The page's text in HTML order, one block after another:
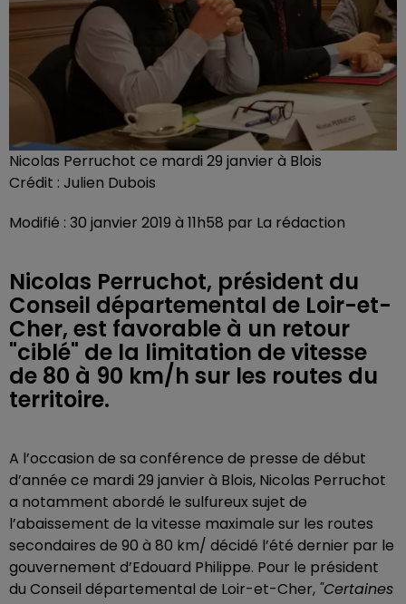
Nicolas Perruchot ce mardi 29 janvier à Blois
Crédit : Julien Dubois
Modifié : 30 janvier 2019 à 11h58 par La rédaction
Nicolas Perruchot, président du
Conseil départemental de Loir-et-
Cher, est favorable à un retour
"ciblé" de la limitation de vitesse
de 80 à 90 km/h sur les routes du
territoire.
A l’occasion de sa conférence de presse de début
d’année ce mardi 29 janvier à Blois, Nicolas Perruchot
a notamment abordé le sulfureux sujet de
l’abaissement de la vitesse maximale sur les routes
secondaires de 90 à 80 km/ décidé l’été dernier par le
gouvernement d’Edouard Philippe. Pour le président
du Conseil départemental de Loir-et-Cher, "Certaines